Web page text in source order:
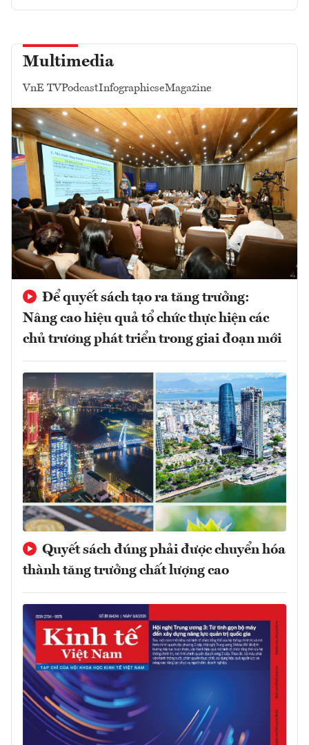
Multimedia
VnE TVPodcastInfographicseMagazine
Để quyết sách tạo ra tăng trưởng:
Nâng cao hiệu quả tổ chức thực hiện các
chủ trương phát triển trong giai đoạn mới
Quyết sách đúng phải được chuyển hóa
thành tăng trưởng chất lượng cao